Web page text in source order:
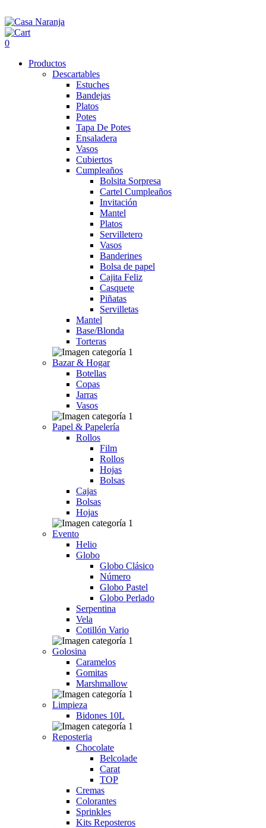
0
Productos
Descartables
Estuches
Bandejas
Platos
Potes
Tapa De Potes
Ensaladera
Vasos
Cubiertos
Cumpleaños
Bolsita Sorpresa
Cartel Cumpleaños
Invitación
Mantel
Platos
Servilletero
Vasos
Banderines
Bolsa de papel
Cajita Feliz
Casquete
Piñatas
Servilletas
Mantel
Base/Blonda
Torteras
Bazar & Hogar
Botellas
Copas
Jarras
Vasos
Papel & Papelería
Rollos
Film
Rollos
Hojas
Bolsas
Cajas
Bolsas
Hojas
Evento
Helio
Globo
Globo Clásico
Número
Globo Pastel
Globo Perlado
Serpentina
Vela
Cotillón Vario
Golosina
Caramelos
Gomitas
Marshmallow
Limpieza
Bidones 10L
Reposteria
Chocolate
Belcolade
Carat
TOP
Cremas
Colorantes
Sprinkles
Kits Reposteros